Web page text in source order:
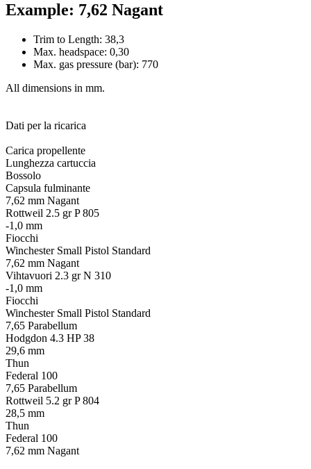
Example: 7,62 Nagant
Trim to Length: 38,3
Max. headspace: 0,30
Max. gas pressure (bar): 770
All dimensions in mm.
Dati per la ricarica
Carica propellente
Lunghezza cartuccia
Bossolo
Capsula fulminante
7,62 mm Nagant
Rottweil 2.5 gr P 805
-1,0 mm
Fiocchi
Winchester Small Pistol Standard
7,62 mm Nagant
Vihtavuori 2.3 gr N 310
-1,0 mm
Fiocchi
Winchester Small Pistol Standard
7,65 Parabellum
Hodgdon 4.3 HP 38
29,6 mm
Thun
Federal 100
7,65 Parabellum
Rottweil 5.2 gr P 804
28,5 mm
Thun
Federal 100
7,62 mm Nagant